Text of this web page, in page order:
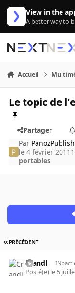
Aller au contenu
View in the
A better way to
Accueil
Le topic de
Partager
Par
le 4 février 2011
portables
PRÉCÉDENT
Crandl
Posté(e) le 5